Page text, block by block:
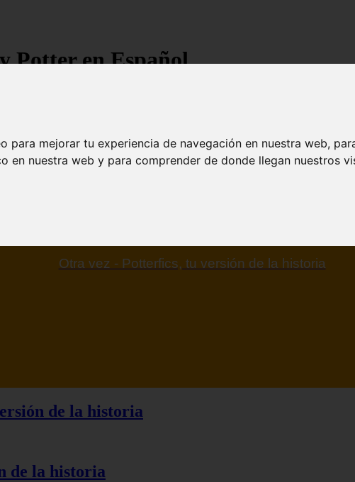
para mejorar tu experiencia de navegación en nuestra web,
en nuestra web y para comprender de donde llegan nuestros
Potter en Español
Otra vez - Potterfics, tu versión de la historia
de la historia
de la historia